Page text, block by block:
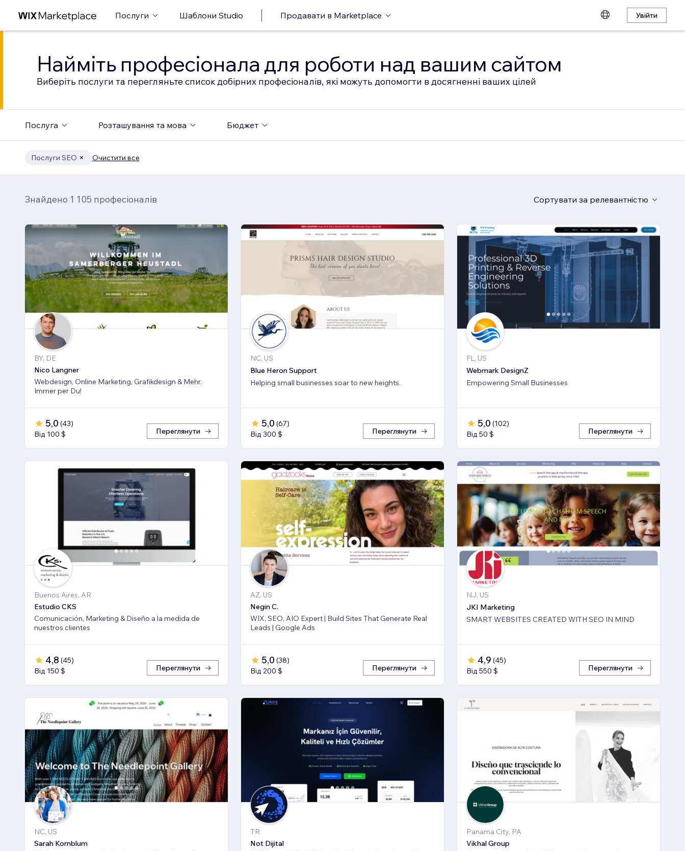
Послуги Шаблони Studio Продавати в Marketplace Увійти
Найміть професіонала для роботи над вашим сайтом
Виберіть послуги та перегляньте список добірних професіоналів, які можуть допомогти в досягненні ваших цілей
Послуга Розташування та мова Бюджет
Послуги SEO Очистити все
Знайдено 1 105 професіоналів Сортувати за релевантністю
BY, DE
Nico Langner
Webdesign, Online Marketing, Grafikdesign & Mehr.
Immer per Du!
5,0 (43)
Від 100 $
Переглянути
NC, US
Blue Heron Support
Helping small businesses soar to new heights.
5,0 (67)
Від 300 $
Переглянути
FL, US
Webmark DesignZ
Empowering Small Businesses
5,0 (102)
Від 50 $
Переглянути
Buenos Aires, AR
Estudio CKS
Comunicación, Marketing & Diseño a la medida de
nuestros clientes
4,8 (45)
Від 150 $
Переглянути
AZ, US
Negin C.
WIX, SEO, AIO Expert | Build Sites That Generate Real
Leads | Google Ads
5,0 (38)
Від 200 $
Переглянути
NJ, US
JKI Marketing
SMART WEBSITES CREATED WITH SEO IN MIND
4,9 (45)
Від 550 $
Переглянути
NC, US
Sarah Kornblum
TR
Not Dijital
Panama City, PA
Vikhal Group